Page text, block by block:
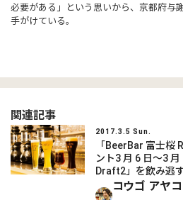
必要がある」という思いから、京都府与
手がけている。
関連記事
2017.3.5 Sun.
「BeerBar 富士桜
ント3 月 6 日～3
Draft2」を飲み逃
コウゴ アヤコ